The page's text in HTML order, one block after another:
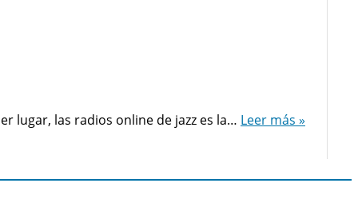
lugar, las radios online de jazz es la… Leer más »